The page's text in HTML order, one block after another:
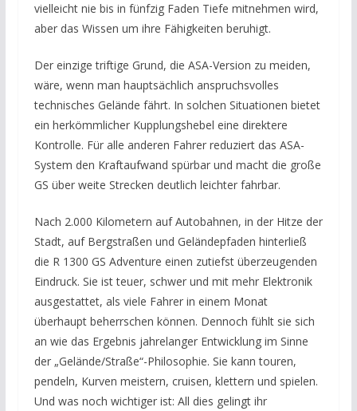
vielleicht nie bis in fünfzig Faden Tiefe mitnehmen wird,
aber das Wissen um ihre Fähigkeiten beruhigt.
Der einzige triftige Grund, die ASA-Version zu meiden,
wäre, wenn man hauptsächlich anspruchsvolles
technisches Gelände fährt. In solchen Situationen bietet
ein herkömmlicher Kupplungshebel eine direktere
Kontrolle. Für alle anderen Fahrer reduziert das ASA-
System den Kraftaufwand spürbar und macht die große
GS über weite Strecken deutlich leichter fahrbar.
Nach 2.000 Kilometern auf Autobahnen, in der Hitze der
Stadt, auf Bergstraßen und Geländepfaden hinterließ
die R 1300 GS Adventure einen zutiefst überzeugenden
Eindruck. Sie ist teuer, schwer und mit mehr Elektronik
ausgestattet, als viele Fahrer in einem Monat
überhaupt beherrschen können. Dennoch fühlt sie sich
an wie das Ergebnis jahrelanger Entwicklung im Sinne
der „Gelände/Straße“-Philosophie. Sie kann touren,
pendeln, Kurven meistern, cruisen, klettern und spielen.
Und was noch wichtiger ist: All dies gelingt ihr